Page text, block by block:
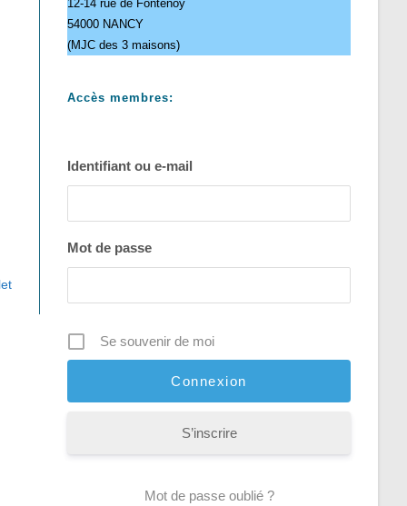
12-14 rue de Fontenoy
54000 NANCY
(MJC des 3 maisons)
Accès membres:
Identifiant ou e-mail
Mot de passe
Se souvenir de moi
S’inscrire
Mot de passe oublié ?